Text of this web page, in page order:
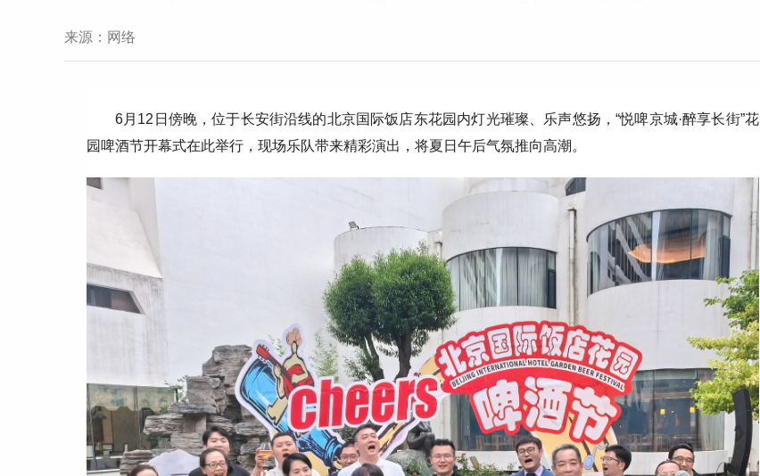
来源： 网络
6月12日傍晚，位于长安街沿线的北京国际饭店东花园内灯光璀璨、乐声悠扬，“悦啤京城·醉享长街”花
园啤酒节开幕式在此举行，现场乐队带来精彩演出，将夏日午后气氛推向高潮。